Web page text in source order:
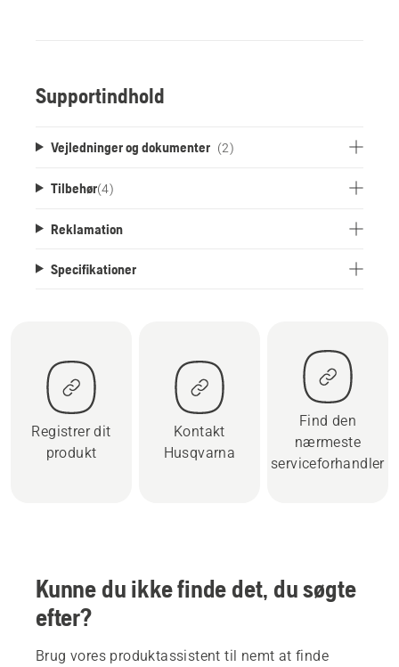
Supportindhold
Vejledninger og dokumenter (2)
Tilbehør(4)
Reklamation
Specifikationer
Registrer dit
produkt
Kontakt
Husqvarna
Find den
nærmeste
serviceforhandler
Kunne du ikke finde det, du søgte
efter?
Brug vores produktassistent til nemt at finde